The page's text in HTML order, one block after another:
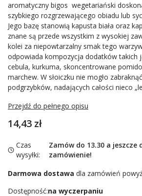
aromatyczny bigos wegetariański
szybkiego rozgrzewającego obiadu lub
Jego bazę stanowią kapusta biała oraz
znane są przede wszystkim z wysokiej
kolei za niepowtarzalny smak tego
odpowiada kompozycja dodatków takich
cebula, kurkuma, skoncentrowane
marchew. W słoiczku nie mogło
podgrzybków, nadających całości nieco
Przejdź do pełnego opisu
Cena
14,43 zł
Czas
wysyłki:
Zamów do 13.30 a jeszcze
zamówienie!
Darmowa dostawa dla zamówień
Dostępność:na wyczerpaniu